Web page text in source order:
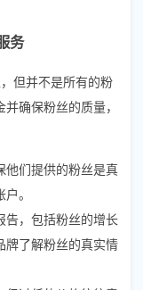
务
但并不是所有的粉
确保粉丝的质量，
他们提供的粉丝是真
。
告，包括粉丝的增长
牌了解粉丝的真实情